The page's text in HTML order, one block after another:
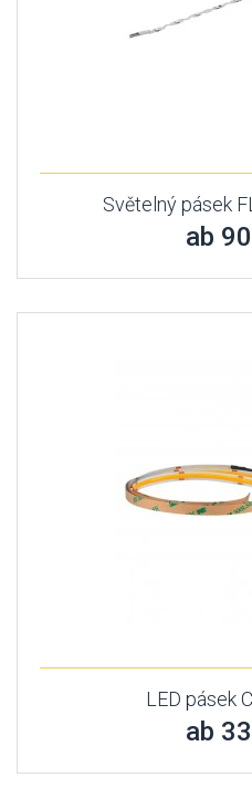
Světelný pásek
ab
LED pásek
ab